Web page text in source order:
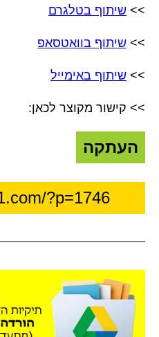
>> שיתוף בטלגרם
>> שיתוף בוואטסאפ
>> שיתוף באימייל
>> קישור מקוצר לכאן:
העתקה